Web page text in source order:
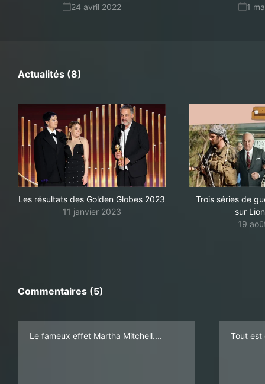
24 avril 2022
1
Actualités (8)
Les résultats des Golden Globes 2023
11 janvier 2023
Trois séries de
sur
19
Commentaires (5)
Le fameux effet Martha Mitchell.... Tout est